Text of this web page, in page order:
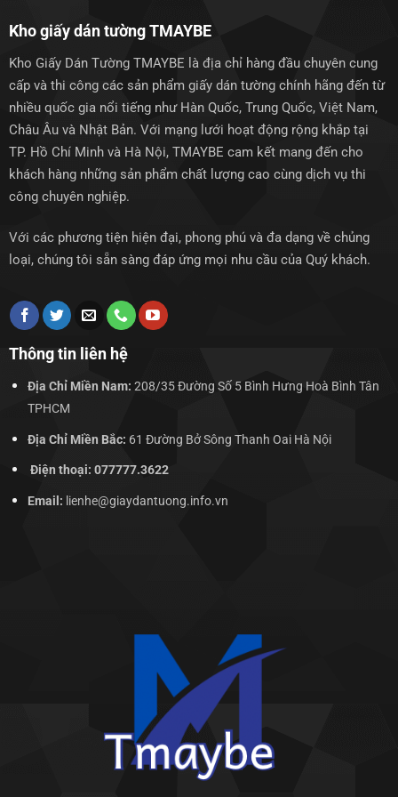
Kho giấy dán tường TMAYBE
Kho Giấy Dán Tường TMAYBE là địa chỉ hàng đầu chuyên cung
cấp và thi công các sản phẩm giấy dán tường chính hãng đến từ
nhiều quốc gia nổi tiếng như Hàn Quốc, Trung Quốc, Việt Nam,
Châu Âu và Nhật Bản. Với mạng lưới hoạt động rộng khắp tại
TP. Hồ Chí Minh và Hà Nội, TMAYBE cam kết mang đến cho
khách hàng những sản phẩm chất lượng cao cùng dịch vụ thi
công chuyên nghiệp.
Với các phương tiện hiện đại, phong phú và đa dạng về chủng
loại, chúng tôi sẵn sàng đáp ứng mọi nhu cầu của Quý khách.
Thông tin liên hệ
Địa Chỉ Miền Nam: 208/35 Đường Số 5 Bình Hưng Hoà Bình Tân
TPHCM
Địa Chỉ Miền Bắc: 61 Đường Bở Sông Thanh Oai Hà Nội
Điện thoại: 077777.3622
Email: lienhe@giaydantuong.info.vn